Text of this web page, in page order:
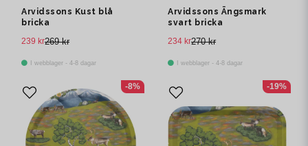
Arvidssons Kust blå
bricka
269 kr
239 kr
I webblager - 4-8 dagar
Arvidssons Ängsmark
svart bricka
270 kr
234 kr
I webblager - 4-8 dagar
-8% -19%